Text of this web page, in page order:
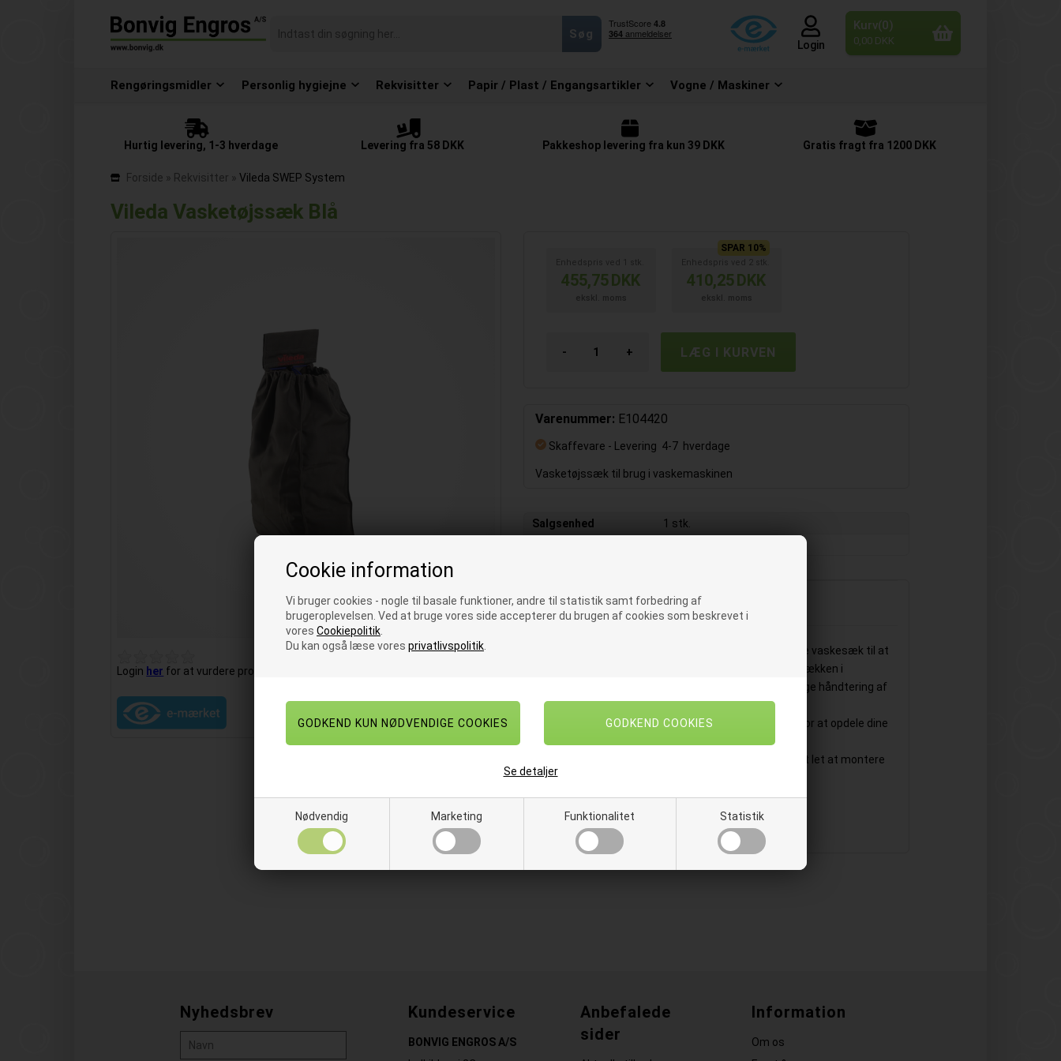
Cookie information
Vi bruger cookies - nogle til basale funktioner, andre til statistik samt forbedring af
brugeroplevelsen. Ved at bruge vores side accepterer du brugen af cookies som beskrevet i
vores Cookiepolitik
Du kan også læse vores privatlivspolitik
Nødvendig Marketing Funktionalitet Statistik
Se detaljer
Login
Kurv(0)
0,00 DKK
Rengøringsmidler Personlig hygiejne Rekvisitter Papir / Plast / Engangsartikler Vogne / Maskiner
Hurtig levering, 1-3 hverdage Levering fra 58 DKK Pakkeshop levering fra kun 39 DKK Gratis fragt fra 1200 DKK
Forside » Rekvisitter »Vileda SWEP System
Vileda Vasketøjssæk Blå
Login her for at vurdere produktet.
455,75DKK
SPAR 10%
410,25DKK
- +
Varenummer: E104420
Skaffevare - Levering 4-7 hverdage
Vasketøjssæk til brug i vaskemaskinen
Salgsenhed
1 stk.
BESKRIVELSE
Vaskepose fra Vileda til mopper og klude. Benyt denne vaskesæk til at
samle alle dine mopper og klude i og blot smide hele sækken i
vaskemaskinen. Derved slipper du for den besværgelige håndtering af
mopper og klude.
Sækken har farvekodet snøreluk så du har mulighed for at opdele dine
mopper og klude.
Vasketøjssækken har velcro på bagsiden, som gør det let at montere
posen på en vaskevogn.
Farve: Blå
Størrelse: 60 x 60 cm (åbningen)
Nyhedsbrev Kundeservice
BONVIG ENGROS A/S
Anbefalede
sider
Information
Om os